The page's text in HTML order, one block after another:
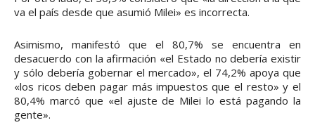
va el país desde que asumió Milei» es incorrecta.
Asimismo, manifestó que el 80,7% se encuentra en
desacuerdo con la afirmación «el Estado no debería existir
y sólo debería gobernar el mercado», el 74,2% apoya que
«los ricos deben pagar más impuestos que el resto» y el
80,4% marcó que «el ajuste de Milei lo está pagando la
gente».